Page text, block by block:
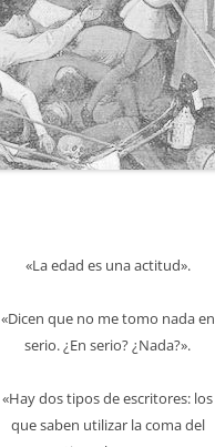
«La edad es una actitud».
«Dicen que no me tomo nada en
serio. ¿En serio? ¿Nada?».
«Hay dos tipos de escritores: los
que saben utilizar la coma del